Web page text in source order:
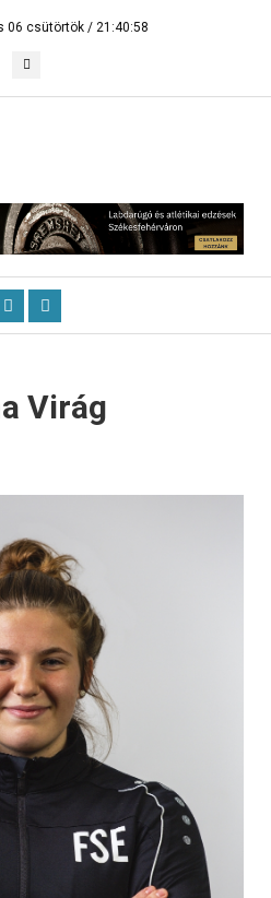
06 csütörtök / 21:40:58
Virág